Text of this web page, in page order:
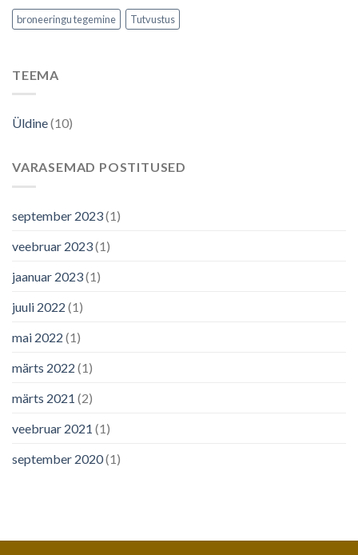
broneeringu tegemine Tutvustus
TEEMA
Üldine(10)
VARASEMAD POSTITUSED
september 2023(1)
veebruar 2023(1)
jaanuar 2023(1)
juuli 2022 (1)
mai 2022 (1)
märts 2022 (1)
märts 2021 (2)
veebruar 2021 (1)
september 2020(1)